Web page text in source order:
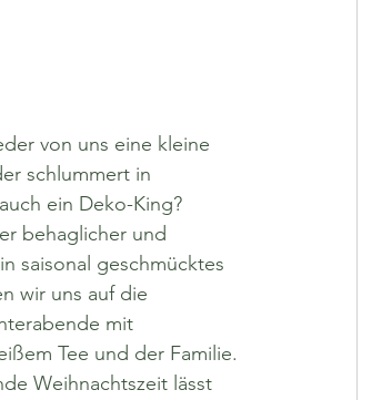
von uns eine kleine
schlummert in
ein Deko-King?
behaglicher und
saisonal geschmücktes
wir uns auf die
mit
Tee und der Familie.
Weihnachtszeit lässt